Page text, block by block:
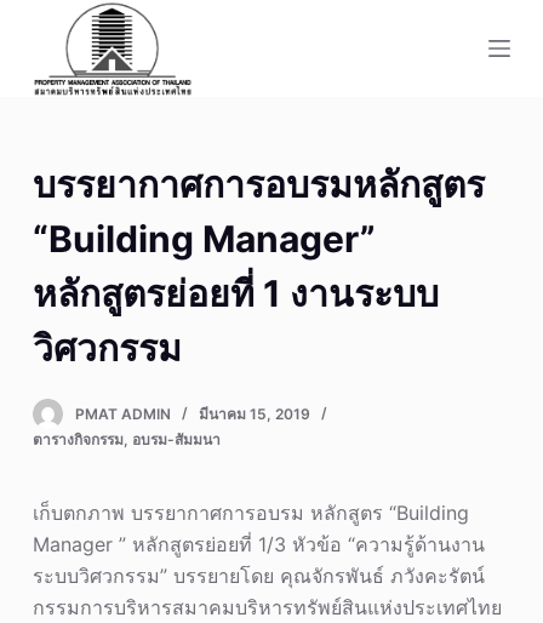
o
e
บรรยากาศการอบรมหลักสูตร
“Building Manager”
หลักสูตรย่อยที่ 1 งานระบบ
วิศวกรรม
PMAT ADMIN
มีนาคม 15, 2019
ตารางกิจกรรม, อบรม-สัมมนา
เก็บตกภาพ บรรยากาศการอบรม หลักสูตร “Building
Manager ” หลักสูตรย่อยที่ 1/3 หัวข้อ “ความรู้ด้านงาน
ระบบวิศวกรรม” บรรยายโดย คุณจักรพันธ์ ภวังคะรัตน์
กรรมการบริหารสมาคมบริหารทรัพย์สินแห่งประเทศไทย